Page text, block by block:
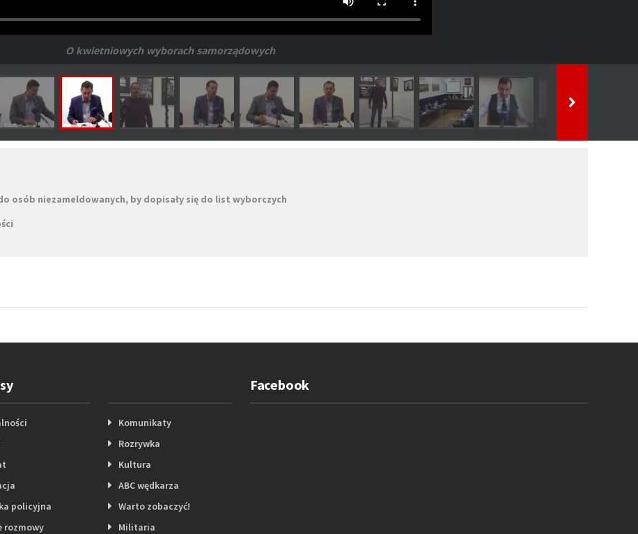
O kwietniowych wyborach samorządowych
osób niezameldowanych, by dopisały się do list wyborczych
policyjna
rozmowy
Komunikaty
Rozrywka
Kultura
ABC wędkarza
Warto zobaczyć!
Militaria
Facebook